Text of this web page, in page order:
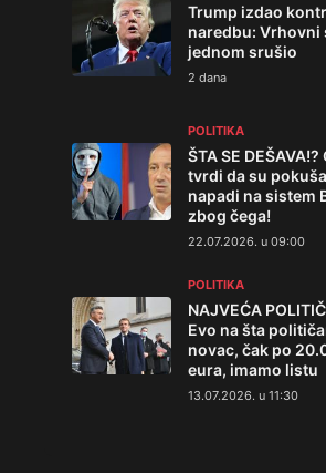
Trump izdao
naredbu: Vrhovni
jednom srušio
2 dana
POLITIKA
ŠTA SE
tvrdi da su
napadi na sistem
zbog čega!
22.07.2026. u 09:00
POLITIKA
NAJVEĆA
Evo na šta
novac, čak po
eura, imamo listu
13.07.2026. u 11:30